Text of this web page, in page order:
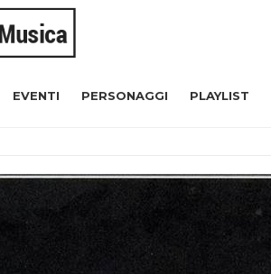
EVENTI PERSONAGGI PLAYLIST